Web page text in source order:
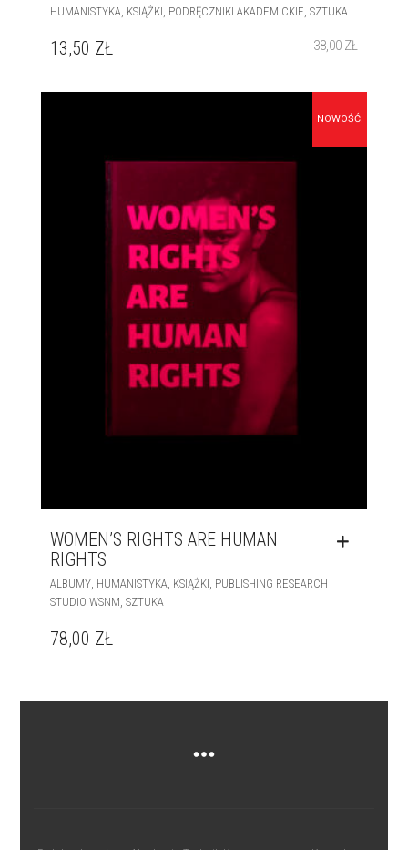
HUMANISTYKA, KSIĄŻKI, PODRĘCZNIKI AKADEMICKIE, SZTUKA
38,00ZŁ
13,50 ZŁ
NOWOŚĆ!
WOMEN’S RIGHTS ARE HUMAN
RIGHTS
ALBUMY, HUMANISTYKA KSIĄŻKI PUBLISHING RESEARCH
STUDIO WSNM SZTUKA
78,00 ZŁ